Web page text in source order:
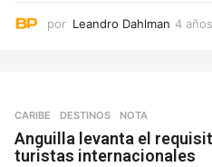
por Leandro Dahlman 4 años
CARIBE ,DESTINOS NOTA
Anguilla levanta el
turistas internacionales